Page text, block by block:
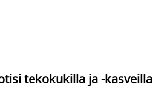
tekokukilla ja -kasveilla